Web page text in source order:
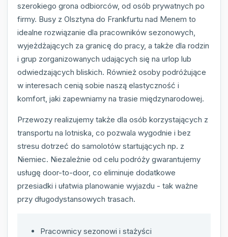
szerokiego grona odbiorców, od osób prywatnych po
firmy. Busy z Olsztyna do Frankfurtu nad Menem to
idealne rozwiązanie dla pracowników sezonowych,
wyjeżdżających za granicę do pracy, a także dla rodzin
i grup zorganizowanych udających się na urlop lub
odwiedzających bliskich. Również osoby podróżujące
w interesach cenią sobie naszą elastyczność i
komfort, jaki zapewniamy na trasie międzynarodowej.
Przewozy realizujemy także dla osób korzystających z
transportu na lotniska, co pozwala wygodnie i bez
stresu dotrzeć do samolotów startujących np. z
Niemiec. Niezależnie od celu podróży gwarantujemy
usługę door-to-door, co eliminuje dodatkowe
przesiadki i ułatwia planowanie wyjazdu - tak ważne
przy długodystansowych trasach.
Pracownicy sezonowi i stażyści